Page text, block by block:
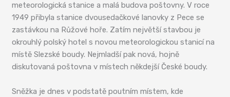
meteorologická stanice a malá budova poštovny. V roce
1949 přibyla stanice dvousedačkové lanovky z Pece se
zastávkou na Růžové hoře. Zatím největší stavbou je
okrouhlý polský hotel s novou meteorologickou stanicí na
místě Slezské boudy. Nejmladší pak nová, hojně
diskutovaná poštovna v místech někdejší České boudy.
Sněžka je dnes v podstatě poutním místem, kde